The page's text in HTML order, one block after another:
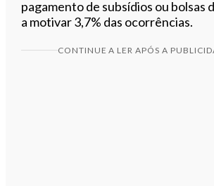
pagamento de subsídios ou bolsas
a motivar 3,7% das ocorrências.
CONTINUE A LER APÓS A